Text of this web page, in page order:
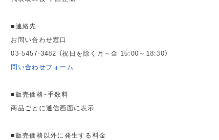
■連絡先
お問い合わせ窓口
03-5457-3482 （祝日を除く月～金 15:00～18:30）
問い合わせフォーム
■販売価格・手数料
商品ごとに通信画面に表示
■販売価格以外に発生する料金